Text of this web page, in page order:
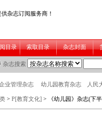
> P[教育文化] > 《幼儿园》杂志(下